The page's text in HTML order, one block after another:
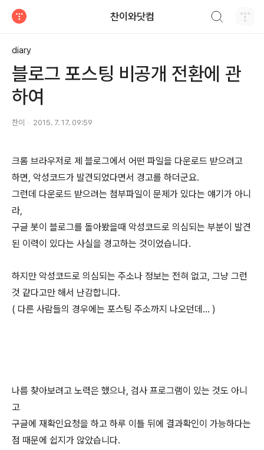
찬이와닷컴
diary
블로그 포스팅 비공개 전환에 관
하여
찬이 2015. 7. 17. 09:59
크롬 브라우저로 제 블로그에서 어떤 파일을 다운로드 받으려고
하면, 악성코드가 발견되었다면서 경고를 하더군요.
그런데 다운로드 받으려는 첨부파일이 문제가 있다는 얘기가 아니
라,
구글 봇이 블로그를 돌아봤을때 악성코드로 의심되는 부분이 발견
된 이력이 있다는 사실을 경고하는 것이었습니다.
하지만 악성코드로 의심되는 주소나 정보는 전혀 없고, 그냥 그런
것 같다고만 해서 난감합니다.
( 다른 사람들의 경우에는 포스팅 주소까지 나오던데... )
나름 찾아보려고 노력은 했으나, 검사 프로그램이 있는 것도 아니
고
구글에 재확인요청을 하고 하루 이틀 뒤에 결과확인이 가능하다는
점 때문에 쉽지가 않았습니다.